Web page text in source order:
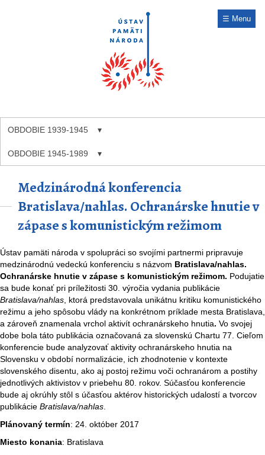
☰ Menu
OBDOBIE 1939-1945
OBDOBIE 1945-1989
Medzinárodná konferencia
Bratislava/nahlas. Ochranárske hnutie v
zápase s komunistickým režimom
Ústav pamäti národa v spolupráci so svojími partnermi pripravuje
medzinárodnú vedeckú konferenciu s názvom Bratislava/nahlas.
Ochranárske hnutie v zápase s komunistickým režimom. Podujatie
sa bude konať pri príležitosti 30. výročia vydania publikácie
Bratislava/nahlas ktorá predstavovala unikátnu kritiku komunistického
režimu a jeho spôsobu vlády na konkrétnom príklade mesta Bratislava,
a zároveň znamenala vrchol aktivít ochranárskeho hnutia. Vo svojej
dobe bola táto publikácia označovaná za slovenskú Chartu 77. Cieľom
konferencie bude analyzovať aktivity ochranárskeho hnutia na
Slovensku v období normalizácie, ich zhodnotenie v kontexte
slovenského disentu, ako aj postoj režimu voči ochranárom a postihy
jednotlivých aktivistov v priebehu 80. rokov. Súčasťou konferencie
bude aj okrúhly stôl s účasťou aktérov historických udalostí a tvorcov
publikácie Bratislava/nahlas
Plánovaný termín: 24. október 2017
Miesto konania: Bratislava